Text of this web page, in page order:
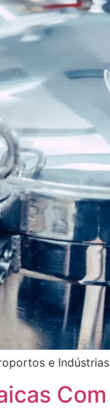
e Indústrias
Com